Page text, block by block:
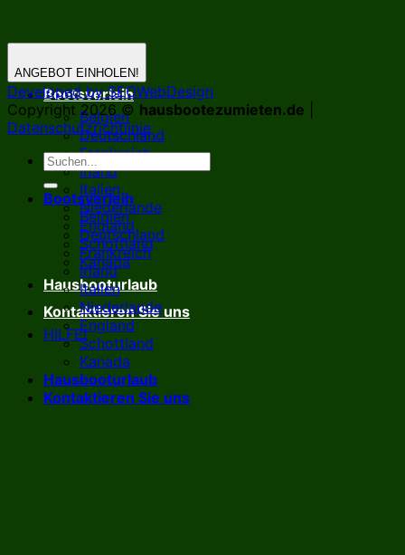
Bootsverleih
Belgien
Deutschland
Frankreich
Irland
Italien
Niederlande
England
Schottland
Kanada
Hausbooturlaub
Kontaktieren Sie uns
HILFE!
ANGEBOT EINHOLEN!
Developed by SEOWebDesign
Copyright 2026 © hausbootezumieten.de
Datenschutzrichtlinie
Bootsverleih
Belgien
Deutschland
Frankreich
Irland
Italien
Niederlande
England
Schottland
Kanada
Hausbooturlaub
Kontaktieren Sie uns